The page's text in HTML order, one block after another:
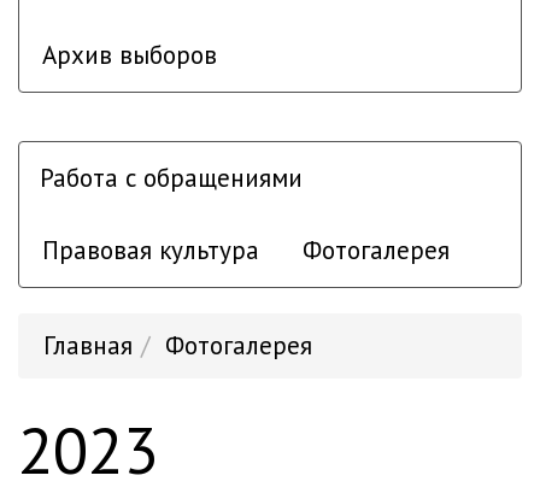
Архив выборов
Работа с обращениями
Правовая культура Фотогалерея
Главная Фотогалерея
2023